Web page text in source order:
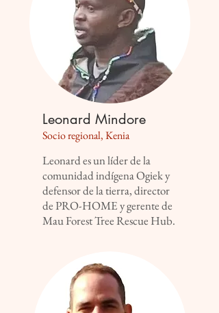
Leonard Mindore
Socio regional, Kenia
Leonard es un líder de la
comunidad indígena Ogiek y
defensor de la tierra, director
de PRO-HOME y gerente de
Mau Forest Tree Rescue Hub.